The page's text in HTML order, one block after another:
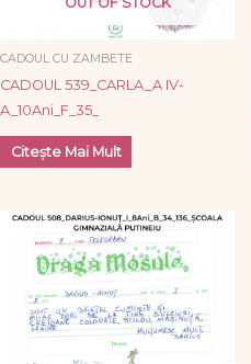
CADOUL CU ZAMBETE
CADOUL 539_CARLA_A IV-
A_10Ani_F_35_
Citește Mai Mult